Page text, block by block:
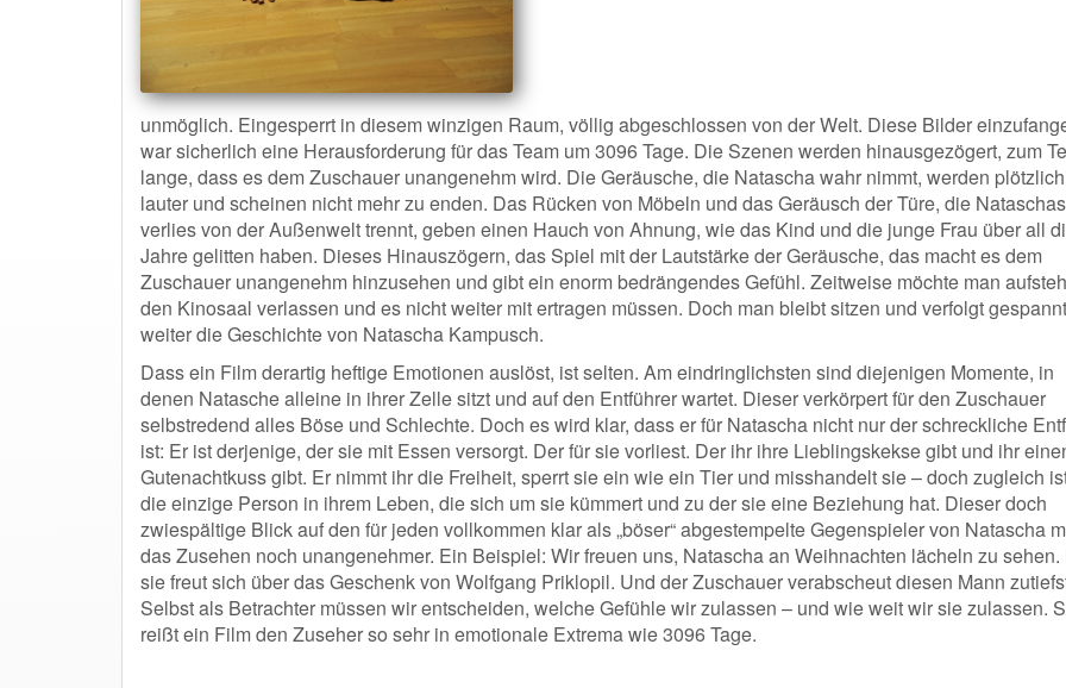
unmöglich. Eingesperrt in diesem winzigen Raum, völlig abgeschlossen von der Welt. Diese Bilder
war sicherlich eine Herausforderung für das Team um 3096 Tage. Die Szenen werden hinausgezögert, zum
lange, dass es dem Zuschauer unangenehm wird. Die Geräusche, die Natascha wahr nimmt, werden plötzlich
lauter und scheinen nicht mehr zu enden. Das Rücken von Möbeln und das Geräusch der Türe, die Nataschas
verlies von der Außenwelt trennt, geben einen Hauch von Ahnung, wie das Kind und die junge Frau über all
Jahre gelitten haben. Dieses Hinauszögern, das Spiel mit der Lautstärke der Geräusche, das macht es dem
Zuschauer unangenehm hinzusehen und gibt ein enorm bedrängendes Gefühl. Zeitweise möchte man
den Kinosaal verlassen und es nicht weiter mit ertragen müssen. Doch man bleibt sitzen und verfolgt gespannt
weiter die Geschichte von Natascha Kampusch.
Dass ein Film derartig heftige Emotionen auslöst, ist selten. Am eindringlichsten sind diejenigen Momente, in
denen Natasche alleine in ihrer Zelle sitzt und auf den Entführer wartet. Dieser verkörpert für den Zuschauer
selbstredend alles Böse und Schlechte. Doch es wird klar, dass er für Natascha nicht nur der schreckliche
ist: Er ist derjenige, der sie mit Essen versorgt. Der für sie vorliest. Der ihr ihre Lieblingskekse gibt und ihr
Gutenachtkuss gibt. Er nimmt ihr die Freiheit, sperrt sie ein wie ein Tier und misshandelt sie – doch zugleich
die einzige Person in ihrem Leben, die sich um sie kümmert und zu der sie eine Beziehung hat. Dieser doch
zwiespältige Blick auf den für jeden vollkommen klar als „böser“ abgestempelte Gegenspieler von Natascha
das Zusehen noch unangenehmer. Ein Beispiel: Wir freuen uns, Natascha an Weihnachten lächeln zu sehen.
sie freut sich über das Geschenk von Wolfgang Priklopil. Und der Zuschauer verabscheut diesen Mann
Selbst als Betrachter müssen wir entscheiden, welche Gefühle wir zulassen – und wie weit wir sie zulassen.
reißt ein Film den Zuseher so sehr in emotionale Extrema wie 3096 Tage.